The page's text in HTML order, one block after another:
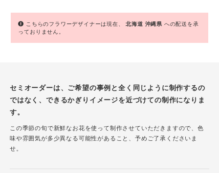
こちらのフラワーデザイナーは現在、北海道 沖縄県 への配送を承
っておりません。
セミオーダーは、ご希望の事例と全く同じように制作するの
ではなく、できるかぎりイメージを近づけての制作になりま
す。
この季節の旬で新鮮なお花を使って制作させていただきますので、色
味や雰囲気が多少異なる可能性があること、予めご了承くださいま
せ。